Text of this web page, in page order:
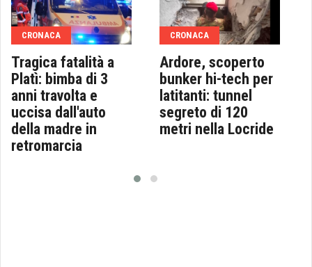
CRONACA
Tragica fatalità a
Platì: bimba di 3
anni travolta e
uccisa dall'auto
della madre in
retromarcia
CRONACA
Ardore, scoperto
bunker hi-tech per
latitanti: tunnel
segreto di 120
metri nella Locride